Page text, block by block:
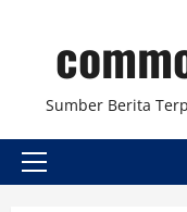
content
Sumber Berita
Primary